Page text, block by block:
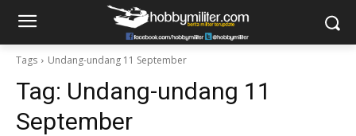
Tags Undang-undang 11 September
Tag: Undang-undang 11
September